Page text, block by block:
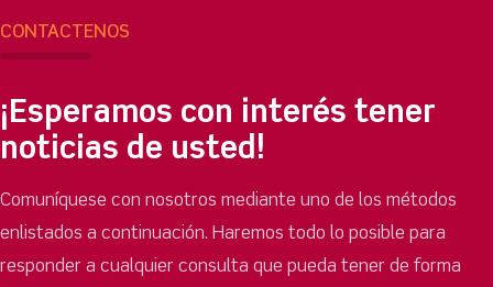
CONTÁCTENOS
¡Esperamos con interés tener
noticias de usted!
Comuníquese con nosotros mediante uno de los métodos
enlistados a continuación. Haremos todo lo posible para
responder a cualquier consulta que pueda tener de forma